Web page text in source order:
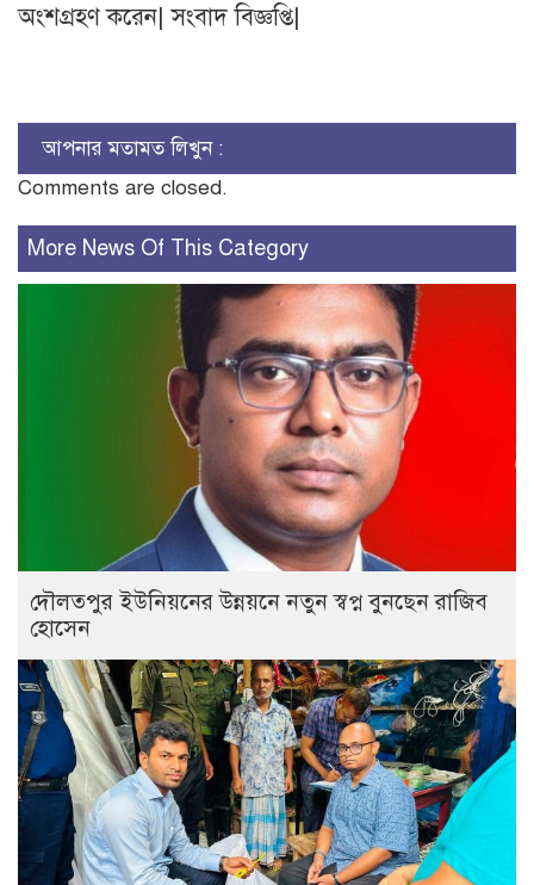
অংশগ্রহণ করেন| সংবাদ বিজ্ঞপ্তি|
আপনার মতামত লিখুন :
Comments are closed.
More News Of This Category
দৌলতপুর ইউনিয়নের উন্নয়নে নতুন স্বপ্ন বুনছেন রাজিব
হোসেন